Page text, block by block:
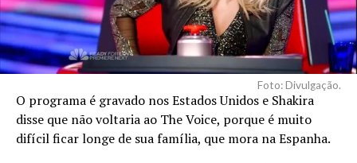
Foto: Divulgação.
O programa é gravado nos Estados Unidos e Shakira
disse que não voltaria ao The Voice, porque é muito
difícil ficar longe de sua família, que mora na Espanha.